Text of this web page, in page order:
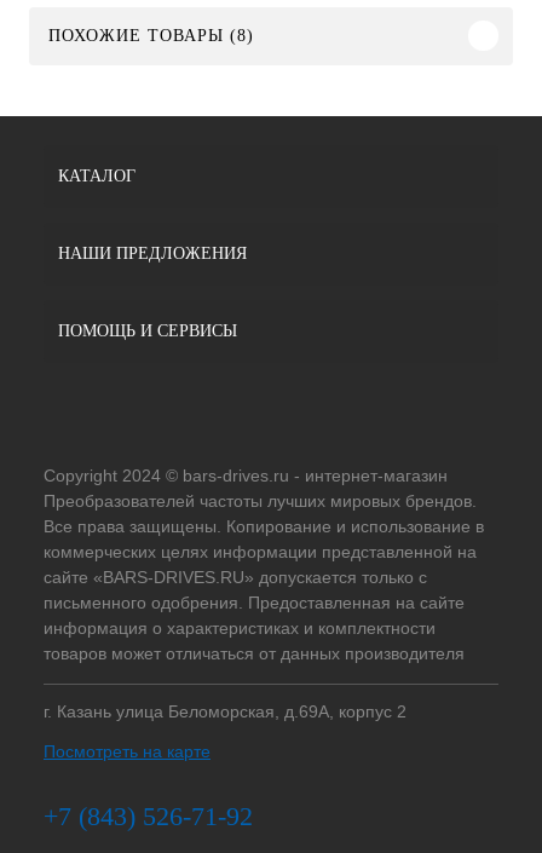
ПОХОЖИЕ ТОВАРЫ (8)
КАТАЛОГ
НАШИ ПРЕДЛОЖЕНИЯ
ПОМОЩЬ И СЕРВИСЫ
Copyright 2024 © bars-drives.ru - интернет-магазин
Преобразователей частоты лучших мировых брендов.
Все права защищены. Копирование и использование в
коммерческих целях информации представленной на
сайте «BARS-DRIVES.RU» допускается только с
письменного одобрения. Предоставленная на сайте
информация о характеристиках и комплектности
товаров может отличаться от данных производителя
г. Казань улица Беломорская, д.69А, корпус 2
Посмотреть на карте
+7 (843) 526-71-92